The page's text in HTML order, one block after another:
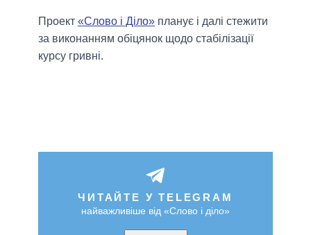
Проект «Слово і Діло» планує і далі стежити
за виконанням обіцянок щодо стабілізації
курсу гривні.
ЧИТАЙТЕ У TELEGRAM
найважливіше від «Слово і діло»